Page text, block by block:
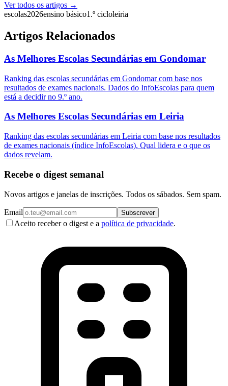
Ver todos os artigos →
escolas2026ensino básico1.º cicloleiria
Artigos Relacionados
As Melhores Escolas Secundárias em Gondomar
Ranking das escolas secundárias em Gondomar com base nos
resultados de exames nacionais. Dados do InfoEscolas para quem
está a decidir no 9.º ano.
As Melhores Escolas Secundárias em Leiria
Ranking das escolas secundárias em Leiria com base nos resultados
de exames nacionais (índice InfoEscolas). Qual lidera e o que os
dados revelam.
Recebe o digest semanal
Novos artigos e janelas de inscrições. Todos os sábados. Sem spam.
Email Subscrever
Aceito receber o digest e a política de privacidade.